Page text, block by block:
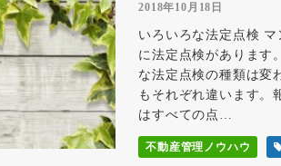
2018年10月18日
いろいろな法定点検
に法定点検があります
な法定点検の種類は変
もそれぞれ違います。
はすべての点…
不動産管理ノウハウ